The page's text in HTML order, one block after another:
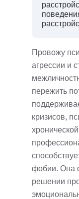
Провожу
агрессии и
пережить
кризисов,
фобии. Она
решении